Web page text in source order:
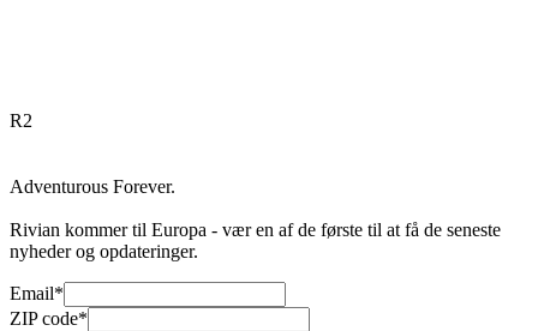
R2
Adventurous Forever.
Rivian kommer til Europa - vær en af de første til at få de seneste
nyheder og opdateringer.
Email*
ZIP code*